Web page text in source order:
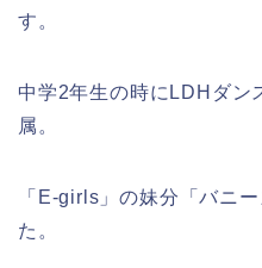
す。
中学2年生の時にLDHダン
属。
「E-girls」の妹分「バニ
た。